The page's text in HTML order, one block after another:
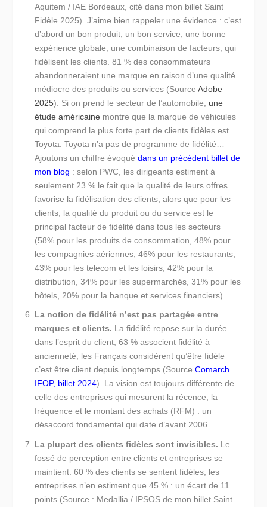
Aquitem / IAE Bordeaux, cité dans mon billet Saint
Fidèle 2025). J’aime bien rappeler une évidence : c’est
d’abord un bon produit, un bon service, une bonne
expérience globale, une combinaison de facteurs, qui
fidélisent les clients. 81 % des consommateurs
abandonneraient une marque en raison d’une qualité
médiocre des produits ou services (SourceAdobe
2025). Si on prend le secteur de l’automobile, une
étude américaine montre que la marque de véhicules
qui comprend la plus forte part de clients fidèles est
Toyota. Toyota n’a pas de programme de fidélité…
Ajoutons un chiffre évoquédans un précédent billet de
mon blog : selon PWC, les dirigeants estiment à
seulement 23 % le fait que la qualité de leurs offres
favorise la fidélisation des clients, alors que pour les
clients, la qualité du produit ou du service est le
principal facteur de fidélité dans tous les secteurs
(58% pour les produits de consommation, 48% pour
les compagnies aériennes, 46% pour les restaurants,
43% pour les telecom et les loisirs, 42% pour la
distribution, 34% pour les supermarchés, 31% pour les
hôtels, 20% pour la banque et services financiers).
La notion de fidélité n’est pas partagée entre
marques et clients. La fidélité repose sur la durée
dans l’esprit du client, 63 % associent fidélité à
ancienneté, les Français considèrent qu’être fidèle
c’est être client depuis longtemps (SourceComarch
IFOP, billet 2024). La vision est toujours différente de
celle des entreprises qui mesurent la récence, la
fréquence et le montant des achats (RFM) : un
désaccord fondamental qui date d’avant 2006.
La plupart des clients fidèles sont invisibles. Le
fossé de perception entre clients et entreprises se
maintient. 60 % des clients se sentent fidèles, les
entreprises n’en estiment que 45 % : un écart de 11
points (Source : Medallia / IPSOS de mon billet Saint